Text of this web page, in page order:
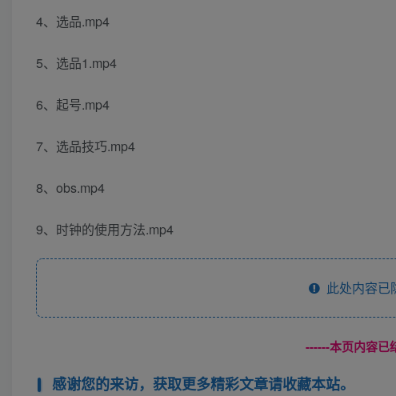
4、选品.mp4
5、选品1.mp4
6、起号.mp4
7、选品技巧.mp4
8、obs.mp4
9、时钟的使用方法.mp4
此处内容已
------本页内容已
感谢您的来访，获取更多精彩文章请收藏本站。